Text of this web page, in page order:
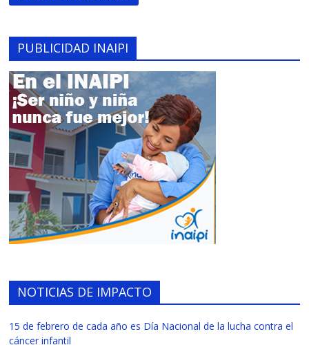
PUBLICIDAD INAIPI
NOTICIAS DE IMPACTO
15 de febrero de cada año es Día Nacional de la lucha contra el
cáncer infantil